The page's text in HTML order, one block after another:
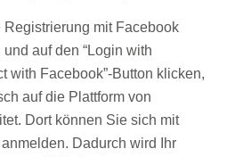
mit Facebook
auf den “Login with
with Facebook”-Button klicken,
auf die Plattform von
Dort können Sie sich mit
Dadurch wird Ihr